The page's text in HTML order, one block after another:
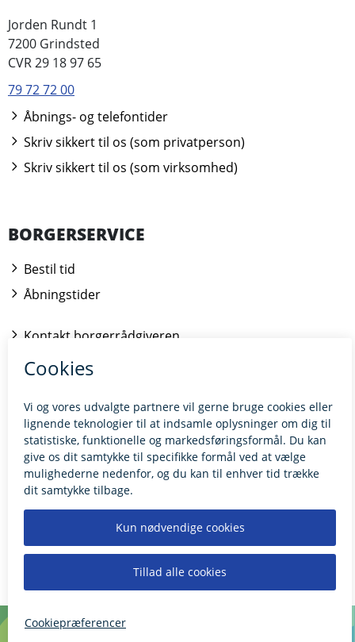
Jorden Rundt 1
7200 Grindsted
CVR 29 18 97 65
79 72 72 00
Åbnings- og telefontider
Skriv sikkert til os (som privatperson)
Skriv sikkert til os (som virksomhed)
BORGERSERVICE
Bestil tid
Åbningstider
Kontakt borgerrådgiveren
BILLUND.DK
Tilgængelighedserklæring
Giv feedback til hjemmesiden